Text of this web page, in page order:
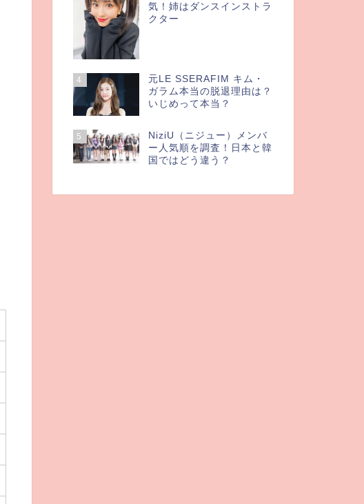
気！姉はダンスインストラ
クター
4
元LE SSERAFIM キム・
ガラム本当の脱退理由は？
いじめって本当？
5
NiziU（ニジュー）メンバ
ー人気順を調査！日本と韓
国ではどう違う？